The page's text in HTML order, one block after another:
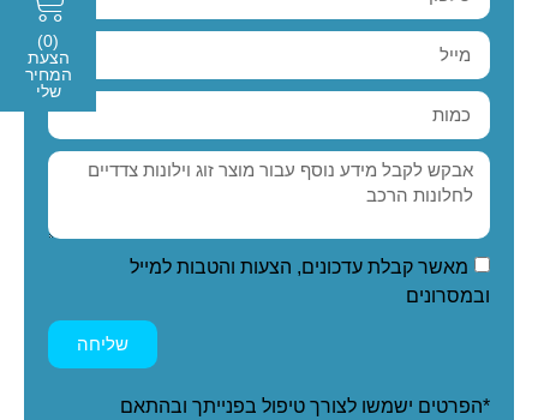
מאשר קבלת עדכונים, הצעות והטבות למייל
ובמסרונים
שליחה
*הפרטים ישמשו לצורך טיפול בפנייתך ובהתאם
(0)
הצעת
המחיר
שלי